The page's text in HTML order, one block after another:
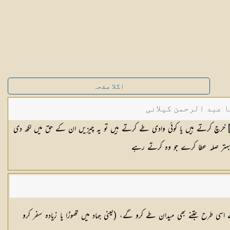
اگلا صفحہ
عبد الرحمن کیلانی
نیز (یہ مجاہدین) جو بھی تھوڑا یا زیادہ [١٣٨] خرچ کرتے ہیں یا کوئی وادی طے کرتے ہیں تو یہ چیزیں ان کے حق میں لکھ دی
بہتر صلہ عطا کرے جو وہ کرتے رہے
اسی طرح جتنے بھی میدان طے کرو گے، (یعنی جہاد میں تھوڑا یا زیادہ سفر کرو